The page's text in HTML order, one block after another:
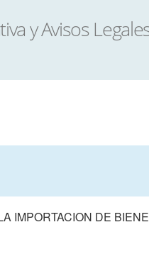
IMPORTACION DE